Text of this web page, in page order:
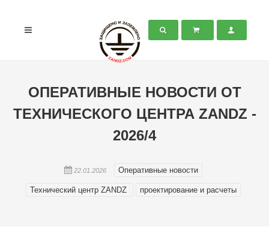
ОПЕРАТИВНЫЕ НОВОСТИ ОТ
ТЕХНИЧЕСКОГО ЦЕНТРА ZANDZ -
2026/4
22.01.2026 Оперативные новости
Технический центр ZANDZ проектирование и расчеты